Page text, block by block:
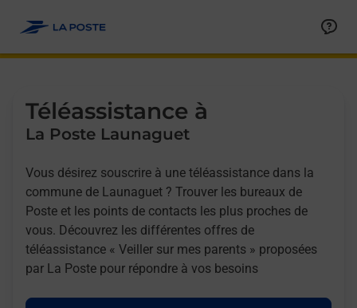
Téléassistance à
La Poste Launaguet
Vous désirez souscrire à une téléassistance dans la
commune de Launaguet ? Trouver les bureaux de
Poste et les points de contacts les plus proches de
vous. Découvrez les différentes offres de
téléassistance « Veiller sur mes parents » proposées
par La Poste pour répondre à vos besoins